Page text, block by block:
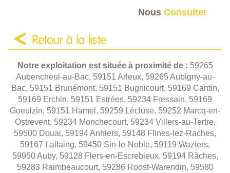
Nous Consulter
Retour à la liste
Notre exploitation est située à proximité de : 59265
Aubencheul-au-Bac, 59151 Arleux, 59265 Aubigny-au-
Bac, 59151 Brunémont, 59151 Bugnicourt, 59169 Cantin,
59169 Erchin, 59151 Estrées, 59234 Fressain, 59169
Goeulzin, 59151 Hamel, 59259 Lécluse, 59252 Marcq-en-
Ostrevent, 59234 Monchecourt, 59234 Villers-au-Tertre,
59500 Douai, 59194 Anhiers, 59148 Flines-lez-Raches,
59167 Lallaing, 59450 Sin-le-Noble, 59119 Waziers,
59950 Auby, 59128 Flers-en-Escrebieux, 59194 Râches,
59283 Raimbeaucourt, 59286 Roost-Warendin, 59580